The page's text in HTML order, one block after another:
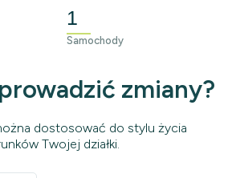
1
Samochody
zmiany?
dostosować do stylu życia
Twojej działki.